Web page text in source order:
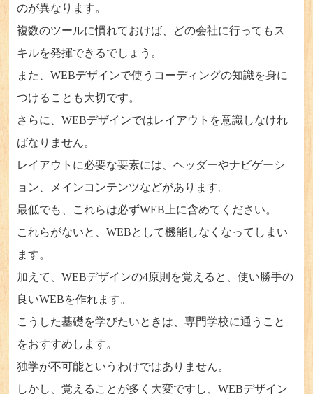
のが異なります。
複数のツールに慣れておけば、どの会社に行ってもス
キルを発揮できるでしょう。
また、WEBデザインで使うコーディングの知識を身に
つけることも大切です。
さらに、WEBデザインではレイアウトを意識しなけれ
ばなりません。
レイアウトに必要な要素には、ヘッダーやナビゲーシ
ョン、メインコンテンツなどがあります。
最低でも、これらは必ずWEB上に含めてください。
これらがないと、WEBとして機能しなくなってしまい
ます。
加えて、WEBデザインの4原則を覚えると、使い勝手の
良いWEBを作れます。
こうした基礎を学びたいときは、専門学校に通うこと
をおすすめします。
独学が不可能というわけではありません。
しかし、覚えることが多く大変ですし、WEBデザイン